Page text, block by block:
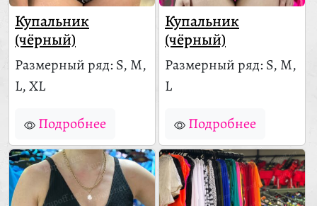
Купальник
(чёрный)
Размерный ряд: S, M,
L, XL
Подробнее
Купальник
(чёрный)
Размерный ряд: S, M,
L
Подробнее